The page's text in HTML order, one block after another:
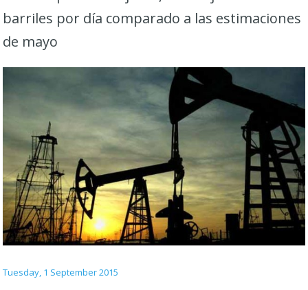
barriles por día comparado a las estimaciones
de mayo
Tuesday, 1 September 2015